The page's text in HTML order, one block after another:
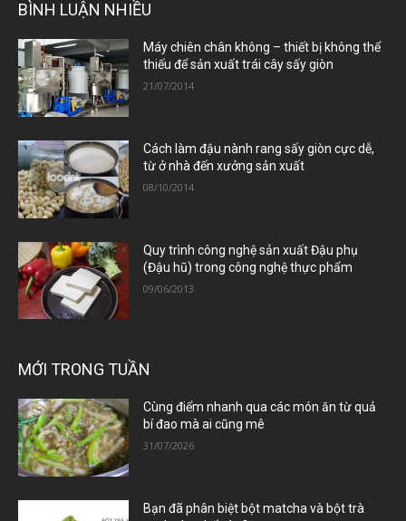
BÌNH LUẬN NHIỀU
Máy chiên chân không – thiết bị không thể
thiếu để sản xuất trái cây sấy giòn
21/07/2014
Cách làm đậu nành rang sấy giòn cực dễ,
từ ở nhà đến xưởng sản xuất
08/10/2014
Quy trình công nghệ sản xuất Đậu phụ
(Đậu hũ) trong công nghệ thực phẩm
09/06/2013
MỚI TRONG TUẦN
Cùng điểm nhanh qua các món ăn từ quả
bí đao mà ai cũng mê
31/07/2026
Bạn đã phân biệt bột matcha và bột trà